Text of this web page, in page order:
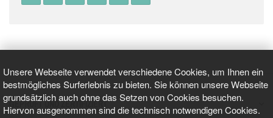
Unsere Webseite verwendet verschiedene Cookies, um Ihnen ein
bestmögliches Surferlebnis zu bieten. Sie können unsere Webseite
grundsätzlich auch ohne das Setzen von Cookies besuchen.
Hiervon ausgenommen sind die technisch notwendigen Cookies.
GEPRÜFT UND ZERTIFIZIERT